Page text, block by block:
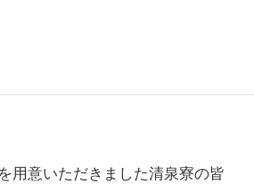
用意いただきました清泉寮の皆